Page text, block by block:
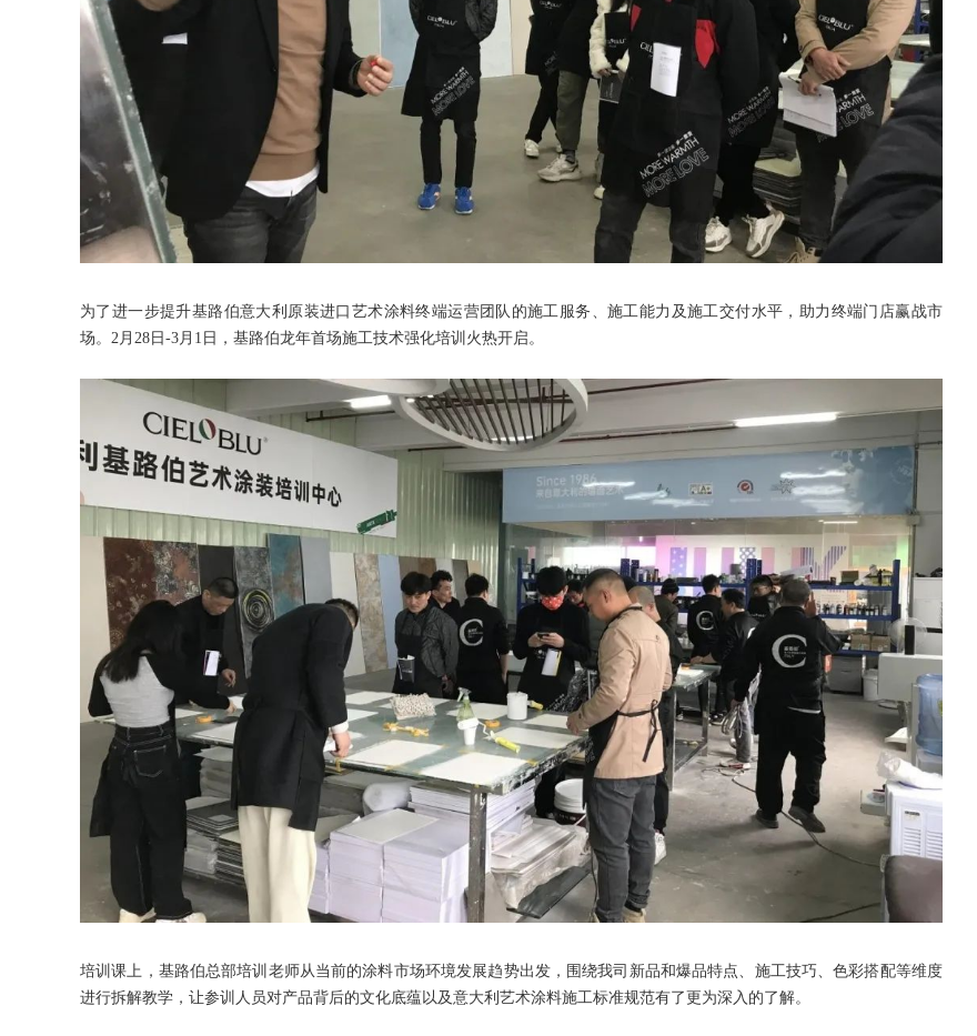
为了进一步提升基路伯意大利原装进口艺术涂料终端运营团队的施工服务、施工能力及施工交付水平，助力终端门店赢战市
场。2月28日-3月1日，基路伯龙年首场施工技术强化培训火热开启。
培训课上，基路伯总部培训老师从当前的涂料市场环境发展趋势出发，围绕我司新品和爆品特点、施工技巧、色彩搭配等维度
进行拆解教学，让参训人员对产品背后的文化底蕴以及意大利艺术涂料施工标准规范有了更为深入的了解。